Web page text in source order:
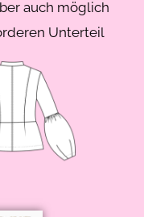
auch möglich
Unterteil